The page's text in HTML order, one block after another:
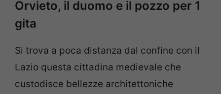
Orvieto, il duomo e il pozzo per 1
gita
Si trova a poca distanza dal confine con il
Lazio questa cittadina medievale che
custodisce bellezze architettoniche